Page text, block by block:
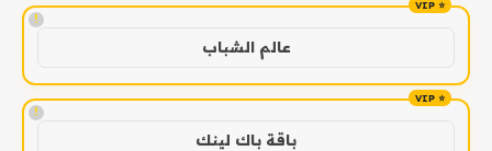
!
عالم الشباب
!
باقة باك لينك